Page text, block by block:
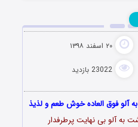
۲۰ اسفند ۱۳۹۸
23022 بازدید
آلو فوق العاده خوش طعم و لذیذ
آلو بی نهایت پرطرفدار